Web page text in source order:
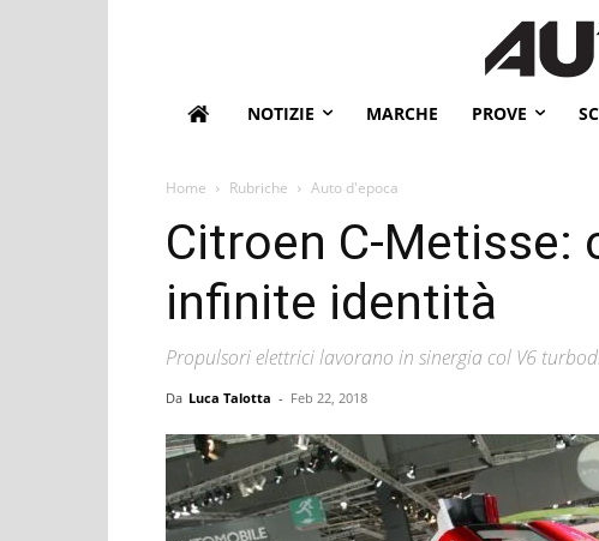
NOTIZIE MARCHE PROVE
Home Rubriche Auto d'epoca
Citroen C-Metisse:
infinite identità
Propulsori elettrici lavorano in sinergia col V6
Da Luca Talotta - Feb 22, 2018